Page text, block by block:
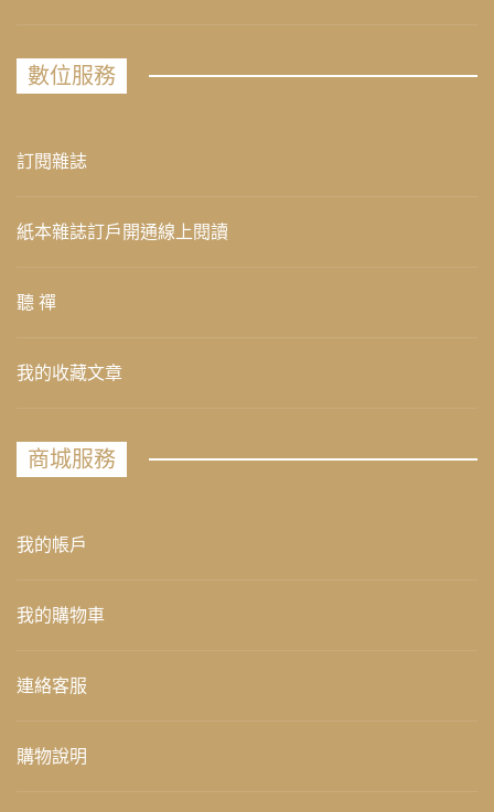
數位服務
訂閱雜誌
紙本雜誌訂戶開通線上閱讀
聽 禪
我的收藏文章
商城服務
我的帳戶
我的購物車
連絡客服
購物說明